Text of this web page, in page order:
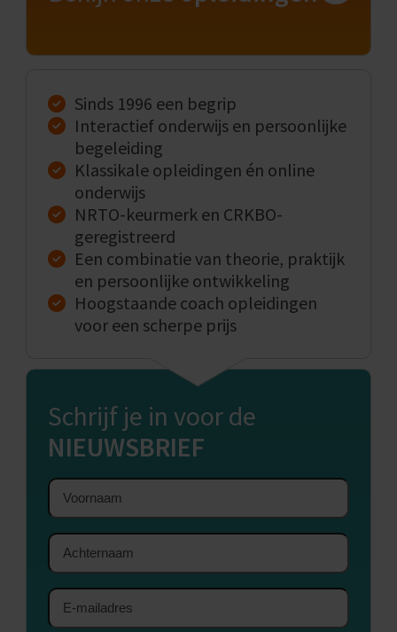
Sinds 1996 een begrip
Interactief onderwijs en persoonlijke
begeleiding
Klassikale opleidingen én online
onderwijs
NRTO-keurmerk en CRKBO-
geregistreerd
Een combinatie van theorie, praktijk
en persoonlijke ontwikkeling
Hoogstaande coach opleidingen
voor een scherpe prijs
Schrijf je in voor de
NIEUWSBRIEF
Voornaam
Achternaam
E-
mailadres